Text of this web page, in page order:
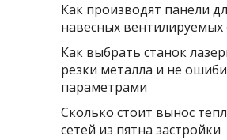
Как производят панели
навесных вентилируемых
Как выбрать станок
резки металла и не
параметрами
Сколько стоит вынос
сетей из пятна застройки